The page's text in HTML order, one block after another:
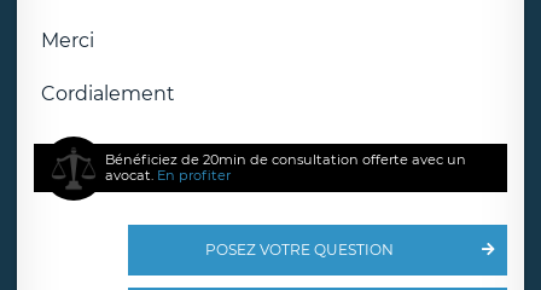
Merci
Cordialement
Bénéficiez de 20min de consultation offerte avec un
avocat. En profiter
POSEZ VOTRE QUESTION